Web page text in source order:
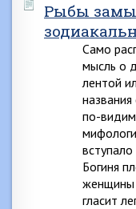
Рыбы
Само
мысль о
лентой
по-
Богиня
женщины
гласит